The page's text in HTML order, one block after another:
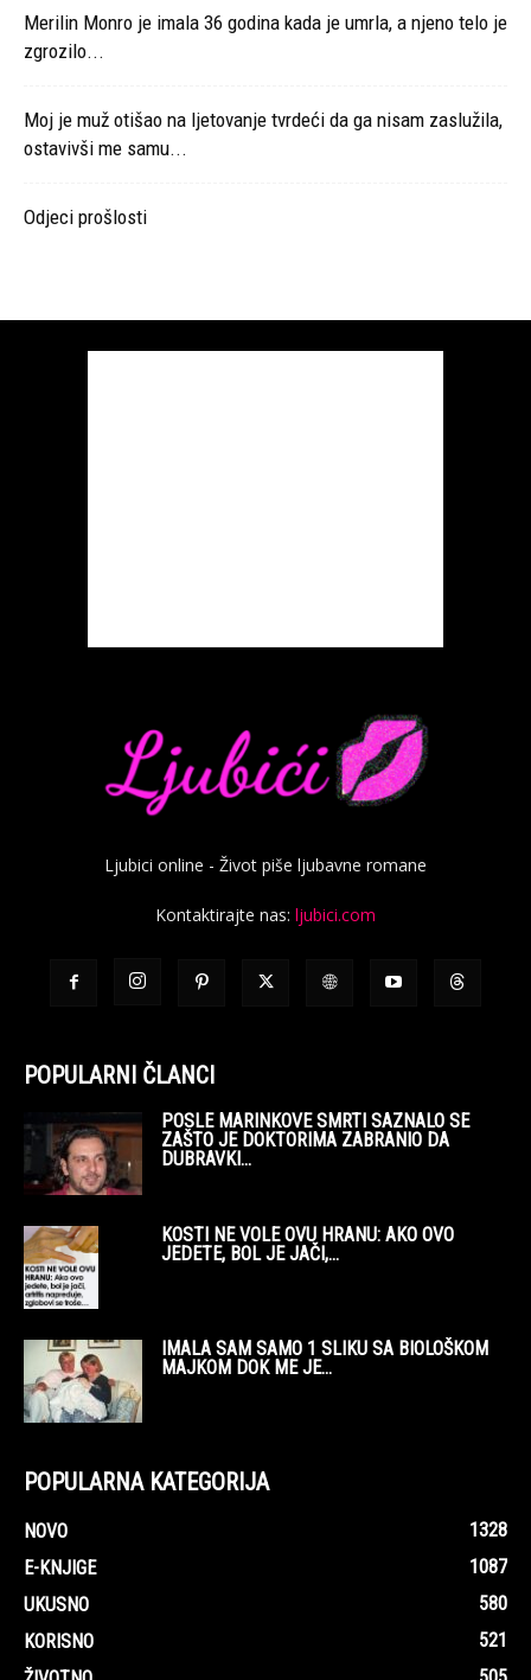
Merilin Monro je imala 36 godina kada je umrla, a njeno telo je
zgrozilo...
Moj je muž otišao na ljetovanje tvrdeći da ga nisam zaslužila,
ostavivši me samu...
Odjeci prošlosti
Ljubici online - Život piše ljubavne romane
Kontaktirajte nas: ljubici.com
POPULARNI ČLANCI
POSLE MARINKOVE SMRTI SAZNALO SE
ZAŠTO JE DOKTORIMA ZABRANIO DA
DUBRAVKI...
KOSTI NE VOLE OVU HRANU: AKO OVO
JEDETE, BOL JE JAČI,...
IMALA SAM SAMO 1 SLIKU SA BIOLOŠKOM
MAJKOM DOK ME JE...
POPULARNA KATEGORIJA
NOVO
1328
E-KNJIGE
1087
UKUSNO
580
KORISNO
521